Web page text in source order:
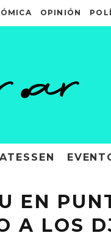
OPINIÓN
EN
A LOS